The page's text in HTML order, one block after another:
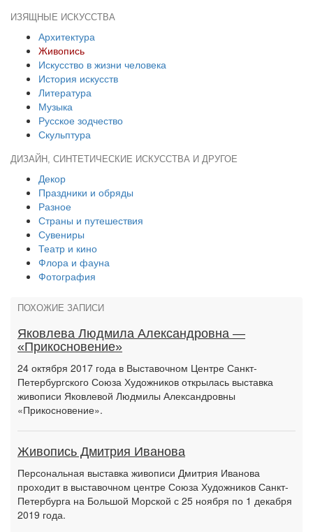
ИЗЯЩНЫЕ ИСКУССТВА
Архитектура
Живопись
Искусство в жизни человека
История искусств
Литература
Музыка
Русское зодчество
Скульптура
ДИЗАЙН, СИНТЕТИЧЕСКИЕ ИСКУССТВА И ДРУГОЕ
Декор
Праздники и обряды
Разное
Страны и путешествия
Сувениры
Театр и кино
Флора и фауна
Фотография
ПОХОЖИЕ ЗАПИСИ
Яковлева Людмила Александровна —
«Прикосновение»
24 октября 2017 года в Выставочном Центре Санкт-
Петербургского Союза Художников открылась выставка
живописи Яковлевой Людмилы Александровны
«Прикосновение».
Живопись Дмитрия Иванова
Персональная выставка живописи Дмитрия Иванова
проходит в выставочном центре Союза Художников Санкт-
Петербурга на Большой Морской с 25 ноября по 1 декабря
2019 года.